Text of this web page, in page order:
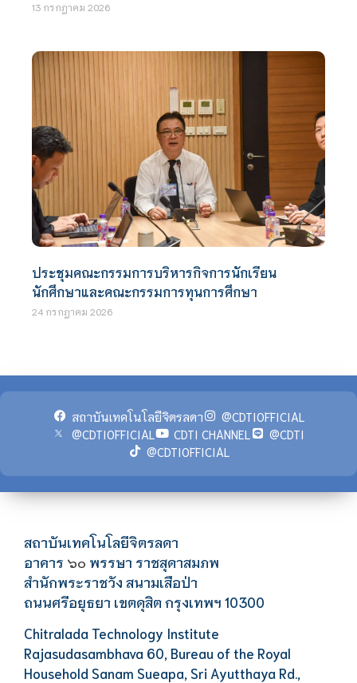
13 กรกฎาคม 2026
ประชุมคณะกรรมการบริหารกิจการนักเรียน
นักศึกษาและคณะกรรมการทุนการศึกษา
24 กรกฎาคม 2026
สถาบันเทคโนโลยีจิตรลดา
@CDTIOFFICIAL
@CDTIOFFICIAL
CDTI CHANNEL
@CDTI
@CDTIOFFICIAL
สถาบันเทคโนโลยีจิตรลดา
อาคาร ๖๐ พรรษา ราชสุดาสมภพ
สำนักพระราชวัง สนามเสือป่า
ถนนศรีอยุธยา เขตดุสิต กรุงเทพฯ 10300
Chitralada Technology Institute
Rajasudasambhava 60, Bureau of the Royal
Household Sanam Sueapa, Sri Ayutthaya Rd.,